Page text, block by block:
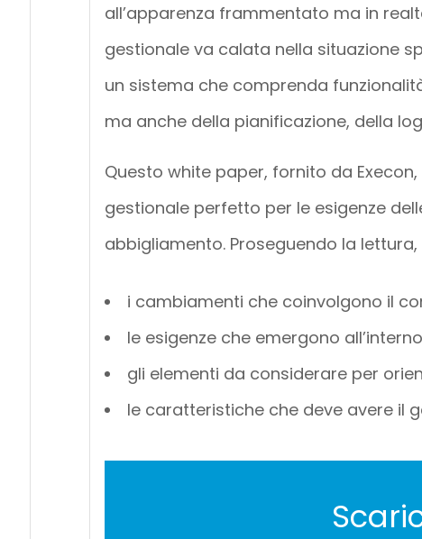
all’apparenza frammentato ma in
gestionale va calata nella situazione
un sistema che comprenda
ma anche della pianificazione, della
Questo white paper, fornito da
gestionale perfetto per le esigenze
abbigliamento. Proseguendo la
i cambiamenti che coinvolgono il
le esigenze che emergono
gli elementi da considerare per
le caratteristiche che deve avere il